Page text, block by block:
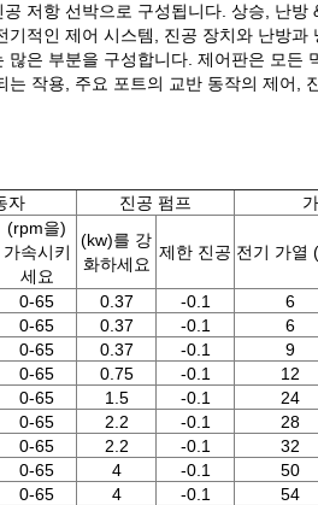
저항 선박으로 구성됩니다. 상승, 난
적인 제어 시스템, 진공 장치와 난방
은 부분을 구성합니다. 제어판은 모든
작용, 주요 포트의 교반 동작의 제어,
자 진공 펌프
(rpm을)
가속시키
세요
(kw)를 강
화하세요
제한 진공 전기 가열
0-65 0.37 -0.1 6
0-65 0.37 -0.1 6
0-65 0.37 -0.1 9
0-65 0.75 -0.1 12
0-65 1.5 -0.1 24
0-65 2.2 -0.1 28
0-65 2.2 -0.1 32
0-65 4 -0.1 50
0-65 4 -0.1 54